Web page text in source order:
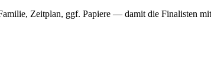
Zeitplan, ggf. Papiere — damit die Finalisten